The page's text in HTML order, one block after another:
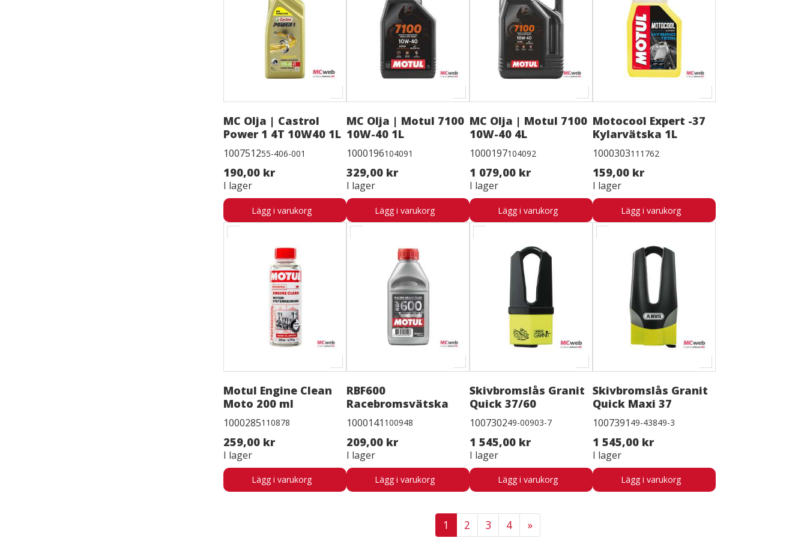
MC Olja | Castrol
Power 1 4T 10W40 1L
100751255-406-001
190,00 kr
I lager
Lägg i varukorg
MC Olja | Motul 7100
10W-40 1L
1000196104091
329,00 kr
I lager
Lägg i varukorg
MC Olja | Motul 7100
10W-40 4L
1000197104092
1 079,00 kr
I lager
Lägg i varukorg
Motocool Expert -37
Kylarvätska 1L
1000303111762
159,00 kr
I lager
Lägg i varukorg
Motul Engine Clean
Moto 200 ml
1000285110878
259,00 kr
I lager
Lägg i varukorg
RBF600
Racebromsvätska
1000141 100948
209,00 kr
I lager
Lägg i varukorg
Skivbromslås Granit
Quick 37/60
100730249-00903-7
1 545,00 kr
I lager
Lägg i varukorg
Skivbromslås Granit
Quick Maxi 37
1007391 49-43849-3
1 545,00 kr
I lager
Lägg i varukorg
1 2 3 4 »